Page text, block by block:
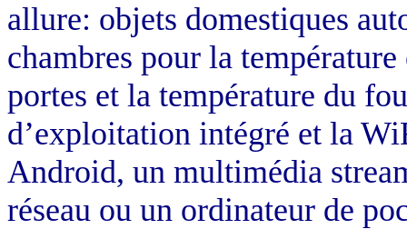
allure: objets domestiques
chambres pour la
portes et la température du
d’exploitation intégré et la
Android, un multimédia
réseau ou un ordinateur de